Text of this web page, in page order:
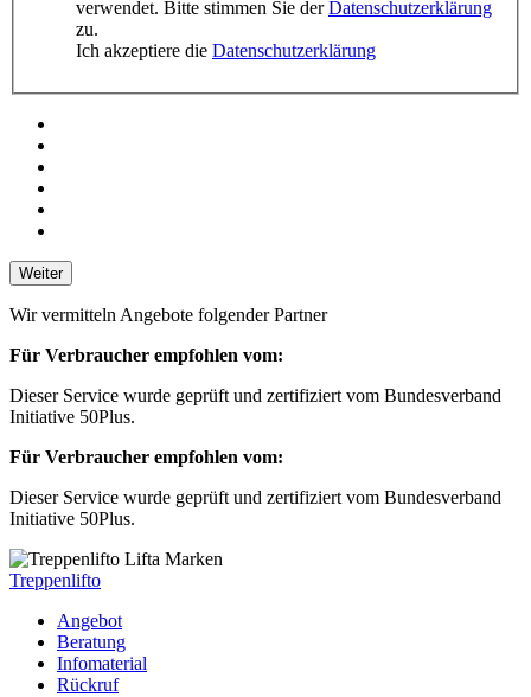
verwendet. Bitte stimmen Sie derDatenschutzerklärung
zu.
Ich akzeptiere die Datenschutzerklärung
Weiter
Wir vermitteln Angebote folgender Partner
Für Verbraucher empfohlen vom:
Dieser Service wurde geprüft und zertifiziert vom Bundesverband
Initiative 50Plus.
Für Verbraucher empfohlen vom:
Dieser Service wurde geprüft und zertifiziert vom Bundesverband
Initiative 50Plus.
Treppenlifto
Angebot
Beratung
Infomaterial
Rückruf